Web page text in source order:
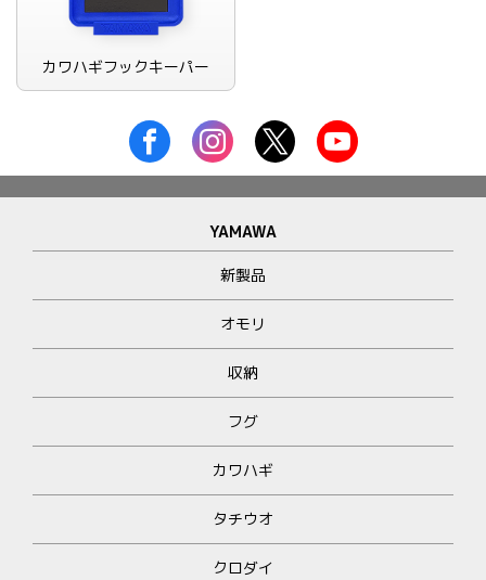
カワハギフックキーパー
YAMAWA
新製品
オモリ
収納
フグ
カワハギ
タチウオ
クロダイ